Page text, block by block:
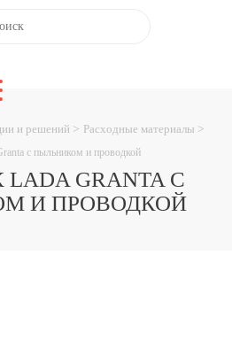
и решений > Расходные материалы >
c пыльником и проводкой
GRANTA C
И ПРОВОДКОЙ